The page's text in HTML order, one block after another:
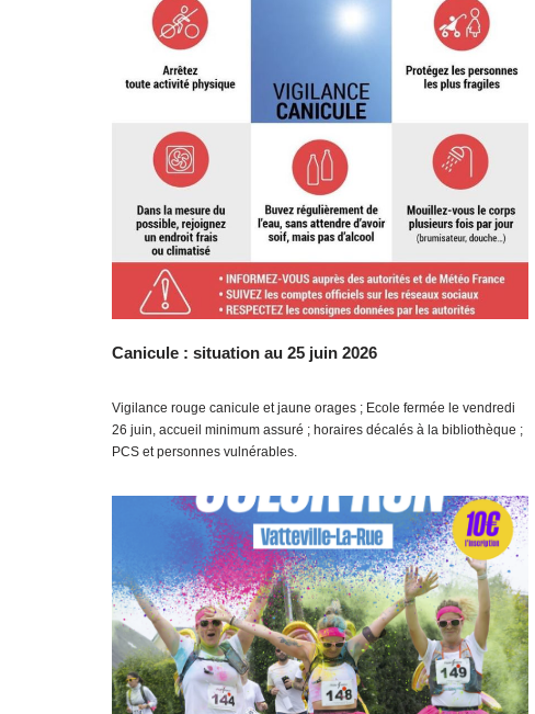
Canicule : situation au 25 juin 2026
Vigilance rouge canicule et jaune orages ; Ecole fermée le vendredi
26 juin, accueil minimum assuré ; horaires décalés à la bibliothèque ;
PCS et personnes vulnérables.